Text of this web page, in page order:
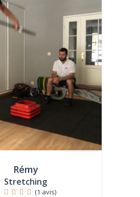
Rémy
Stretching
(1 avis)